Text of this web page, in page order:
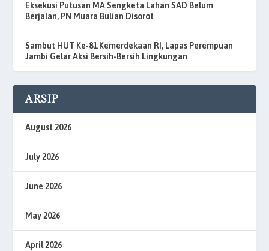
Eksekusi Putusan MA Sengketa Lahan SAD Belum
Berjalan, PN Muara Bulian Disorot
Sambut HUT Ke-81 Kemerdekaan RI, Lapas Perempuan
Jambi Gelar Aksi Bersih-Bersih Lingkungan
ARSIP
August 2026
July 2026
June 2026
May 2026
April 2026